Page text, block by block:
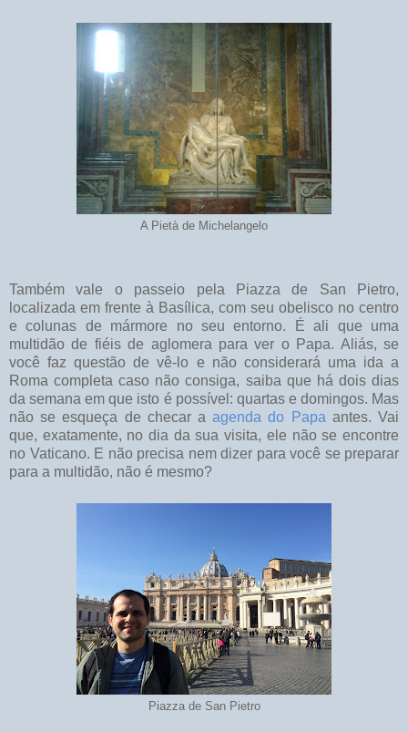
A Pietà de Michelangelo
Também vale o passeio pela Piazza de San Pietro,
localizada em frente à Basílica, com seu obelisco no centro
e colunas de mármore no seu entorno. É ali que uma
multidão de fiéis de aglomera para ver o Papa. Aliás, se
você faz questão de vê-lo e não considerará uma ida a
Roma completa caso não consiga, saiba que há dois dias
da semana em que isto é possível: quartas e domingos. Mas
não se esqueça de checar aagenda do Papa antes. Vai
que, exatamente, no dia da sua visita, ele não se encontre
no Vaticano. E não precisa nem dizer para você se preparar
para a multidão, não é mesmo?
Piazza de San Pietro